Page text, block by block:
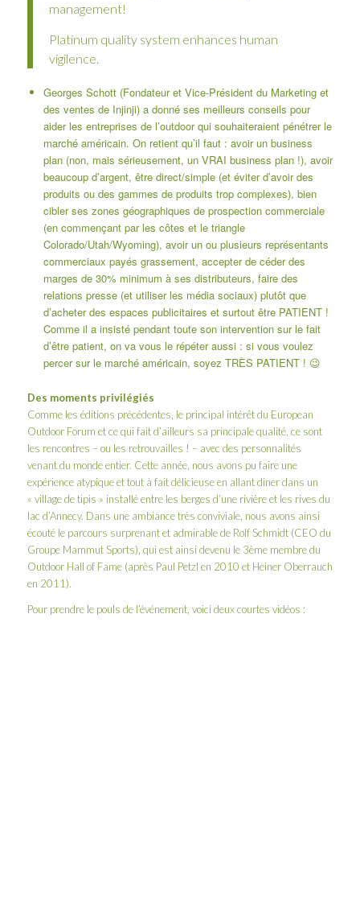
management!
Platinum quality system enhances human
vigilence.
Georges Schott (Fondateur et Vice-Président du Marketing et
des ventes de Injinji) a donné ses meilleurs conseils pour
aider les entreprises de l’outdoor qui souhaiteraient pénétrer le
marché américain. On retient qu’il faut : avoir un business
plan (non, mais sérieusement, un VRAI business plan !), avoir
beaucoup d’argent, être direct/simple (et éviter d’avoir des
produits ou des gammes de produits trop complexes), bien
cibler ses zones géographiques de prospection commerciale
(en commençant par les côtes et le triangle
Colorado/Utah/Wyoming), avoir un ou plusieurs représentants
commerciaux payés grassement, accepter de céder des
marges de 30% minimum à ses distributeurs, faire des
relations presse (et utiliser les média sociaux) plutôt que
d’acheter des espaces publicitaires et surtout être PATIENT !
Comme il a insisté pendant toute son intervention sur le fait
d’être patient, on va vous le répéter aussi : si vous voulez
percer sur le marché américain, soyez TRÈS PATIENT ! 😉
Des moments privilégiés
Comme les éditions précédentes, le principal intérêt du European
Outdoor Forum et ce qui fait d’ailleurs sa principale qualité, ce sont
les rencontres – ou les retrouvailles ! – avec des personnalités
venant du monde entier. Cette année, nous avons pu faire une
expérience atypique et tout à fait délicieuse en allant diner dans un
« village de tipis » installé entre les berges d’une rivière et les rives du
lac d’Annecy. Dans une ambiance très conviviale, nous avons ainsi
écouté le parcours surprenant et admirable de Rolf Schmidt (CEO du
Groupe Mammut Sports), qui est ainsi devenu le 3ème membre du
Outdoor Hall of Fame (après Paul Petzl en 2010 et Heiner Oberrauch
en 2011).
Pour prendre le pouls de l’événement, voici deux courtes vidéos :